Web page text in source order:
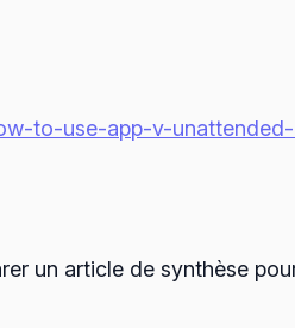
to-use-app-v-
un article de synthèse